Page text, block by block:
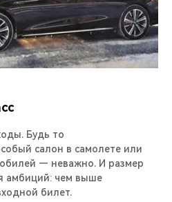
Будь то
салон в самолете или
— неважно. И размер
амбиций: чем выше
билет.